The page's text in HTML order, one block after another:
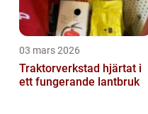
03 mars 2026
Traktorverkstad hjärtat i
ett fungerande lantbruk